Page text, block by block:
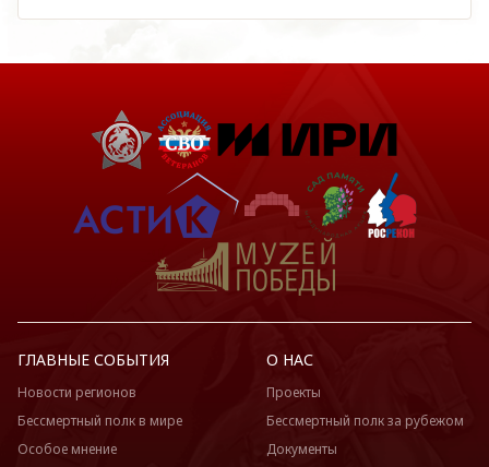
ГЛАВНЫЕ СОБЫТИЯ
Новости регионов
Бессмертный полк в мире
Особое мнение
О НАС
Проекты
Бессмертный полк за рубежом
Документы